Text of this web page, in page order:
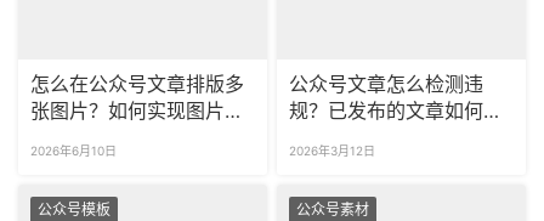
怎么在公众号文章排版多
张图片？如何实现图片滑
2026年6月10日
公众号文章怎么检测违
规？已发布的文章如何检
2026年3月12日
公众号模板 公众号素材